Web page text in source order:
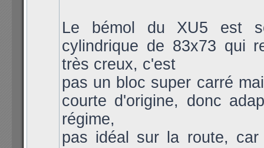
Le bémol du XU5 est
cylindrique de 83x73 qui
très creux, c'est
pas un bloc super carré
courte d'origine, donc
régime,
pas idéal sur la route,